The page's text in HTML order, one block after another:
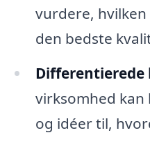
vurdere,
den bedste
Differentierede
virksomhed kan
og idéer til,